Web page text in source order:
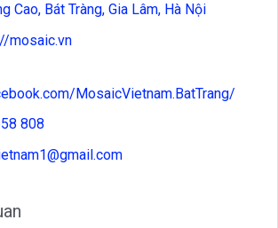
Cao, Bát Tràng, Gia Lâm, Hà Nội
mosaic.vn
MosaicVietnam.BatTrang/
808